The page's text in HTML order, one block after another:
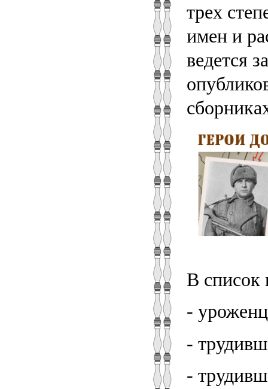
трех
имен и
ведется
В список
-
-
-